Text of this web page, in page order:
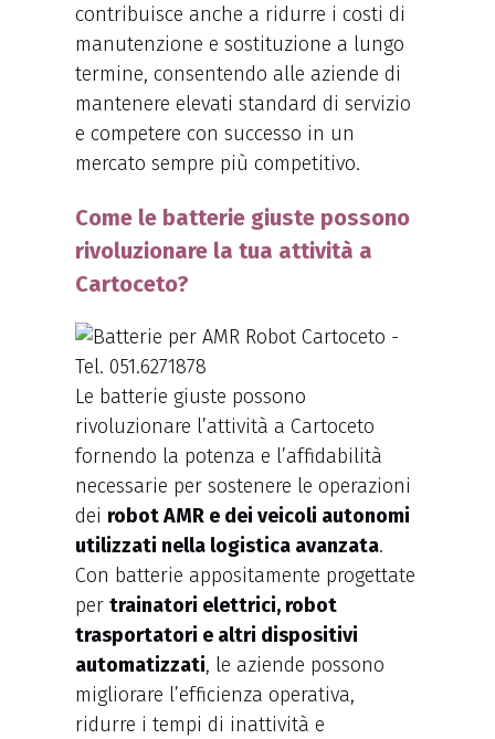
contribuisce anche a ridurre i costi di
manutenzione e sostituzione a lungo
termine, consentendo alle aziende di
mantenere elevati standard di servizio
e competere con successo in un
mercato sempre più competitivo.
Come le batterie giuste possono
rivoluzionare la tua attività a
Cartoceto?
Le batterie giuste possono
rivoluzionare l’attività a Cartoceto
fornendo la potenza e l’affidabilità
necessarie per sostenere le operazioni
dei robot AMR e dei veicoli autonomi
utilizzati nella logistica avanzata.
Con batterie appositamente progettate
per trainatori elettrici, robot
trasportatori e altri dispositivi
automatizzati, le aziende possono
migliorare l’efficienza operativa,
ridurre i tempi di inattività e